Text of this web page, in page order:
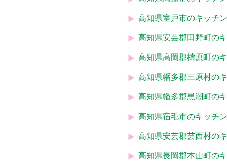
高知県室戸市のキッチ
高知県安芸郡田野町の
高知県高岡郡檮原町の
高知県幡多郡三原村の
高知県幡多郡黒潮町の
高知県宿毛市のキッチ
高知県安芸郡芸西村の
高知県長岡郡本山町の